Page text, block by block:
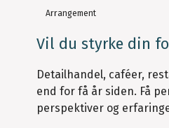
Arrangement
Vil du styrke din
Detailhandel, caféer,
end for få år siden. Få
perspektiver og